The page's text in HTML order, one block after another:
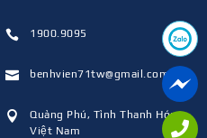
 1900.9095
 benhvien71tw@gmail.com

Quảng Phú, Tỉnh Thanh Hóa,
Việt Nam